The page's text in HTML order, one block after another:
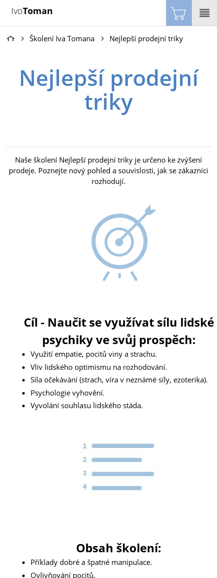
IvoToman
Školení Iva Tomana Nejlepší prodejní triky
Nejlepší prodejní
triky
Naše školení Nejlepší prodejní triky je určeno ke zvýšení
prodeje. Poznejte nový pohled a souvislosti, jak se zákazníci
rozhodují.
Cíl - Naučit se využívat sílu lidské
psychiky ve svůj prospěch:
Využití empatie, pocitů viny a strachu.
Vliv lidského optimismu na rozhodování.
Síla očekávání (strach, víra v neznámé síly, ezoterika).
Psychologie vyhovění.
Vyvolání souhlasu lidského stáda.
Obsah školení:
Příklady dobré a špatné manipulace.
Ovlivňování pocitů.